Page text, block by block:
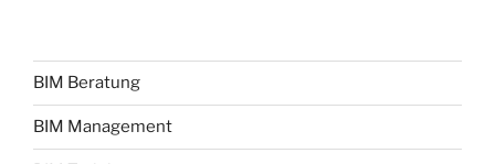
BIM Beratung
BIM Management